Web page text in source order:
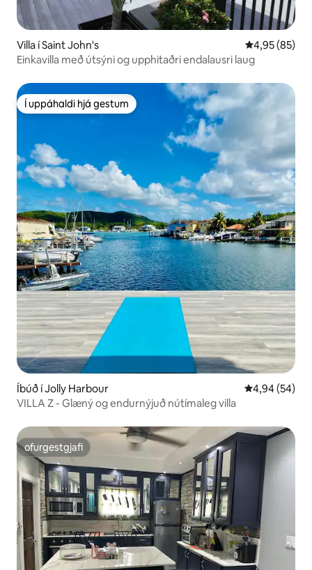
Villa í Saint John's 4,95 af 5 í
4,95 (85)
Einkavilla með útsýni og upphitaðri endalausri laug
Í uppáhaldi hjá gestum
Í uppáhaldi hjá gestum
Íbúð í Jolly Harbour 4,94 af 5 í
4,94 (54)
VILLA Z - Glæný og endurnýjuð nútímaleg villa
ofurgestgjafi
ofurgestgjafi